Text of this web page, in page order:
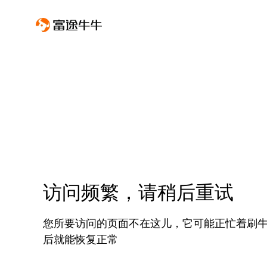
访问频繁，请稍后重试
您所要访问的页面不在这儿，它可能正忙着刷
后就能恢复正常